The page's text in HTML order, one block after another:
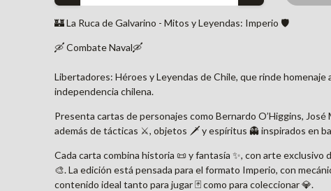
🏰 La Ruca de Galvarino - Mitos y Leyendas: Imperio 🛡️
🛶 Combate Naval🛶
Libertadores: Héroes y Leyendas de Chile, que rinde homenaje
independencia chilena.
Presenta cartas de personajes como Bernardo O’Higgins, José
además de tácticas ⚔️, objetos 🗡️ y espíritus 👻 inspirados en
Cada carta combina historia 📜 y fantasía ✨, con arte
🎨. La edición está pensada para el formato Imperio, con
contenido ideal tanto para jugar 🃏 como para coleccionar 💎.